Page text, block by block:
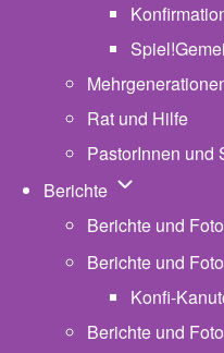
Rat und Hilfe
PastorInnen und
Berichte
Berichte und
Berichte und
Konfi-
Berichte und